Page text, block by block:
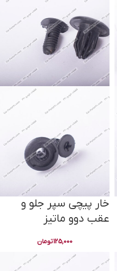
خار پیچی سپر جلو و
عقب دوو ماتیز
125,000تومان